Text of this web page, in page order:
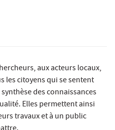
aux acteurs locaux,
les citoyens qui se sentent
des connaissances
Elles permettent ainsi
travaux et à un public